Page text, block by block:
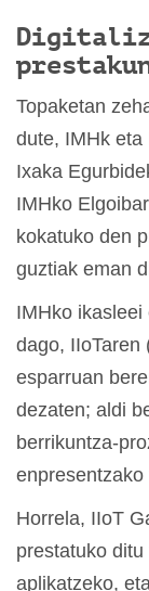
Topaketan
dute, IMHk eta
Ixaka
IMHko
kokatuko den
guztiak eman
IMHko
dago, IIoTaren
esparruan
dezaten; aldi
berrikuntza-
Horrela, IIoT
prestatuko
aplikatzeko,